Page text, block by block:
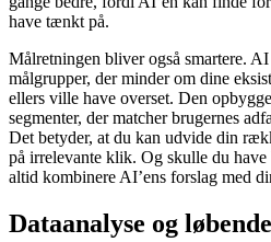
have tænkt på.
Målretningen bliver også smartere.
målgrupper, der minder om dine
ellers ville have overset. Den
segmenter, der matcher brugernes
Det betyder, at du kan udvide din
på irrelevante klik. Og skulle du
altid kombinere AI’ens forslag med
Dataanalyse og